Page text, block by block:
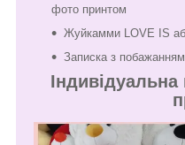
фото принтом
Жуйкамми LOVE IS
Записка з